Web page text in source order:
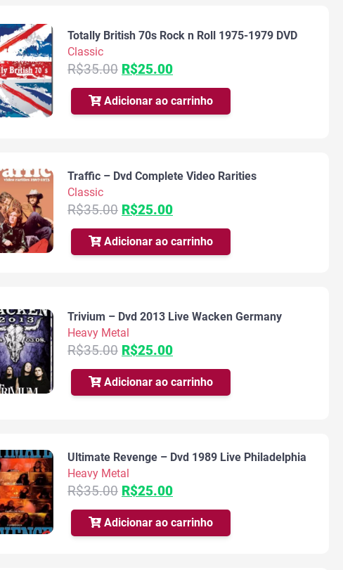
Totally British 70s Rock n Roll 1975-1979 DVD
Classic
R$35.00 O
preço
original
era:
R$25.00O
preço
atual
é:
Adicionar ao carrinho
Traffic – Dvd Complete Video Rarities
Classic
R$35.00 O
preço
original
era:
R$25.00O
preço
atual
é:
Adicionar ao carrinho
Trivium – Dvd 2013 Live Wacken Germany
Heavy Metal
R$35.00 O
preço
original
era:
R$25.00O
preço
atual
é:
Adicionar ao carrinho
Ultimate Revenge – Dvd 1989 Live Philadelphia
Heavy Metal
R$35.00 O
preço
original
era:
R$25.00O
preço
atual
é:
Adicionar ao carrinho